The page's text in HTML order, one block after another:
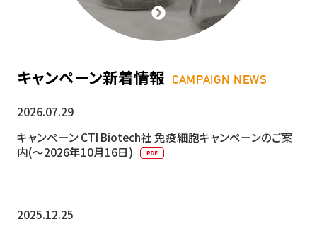
キャンペーン新着情報 CAMPAIGN NEWS
2026.07.29
キャンペーンCTI Biotech社 免疫細胞キャンペーンのご案
内(～2026年10月16日)
2025.12.25